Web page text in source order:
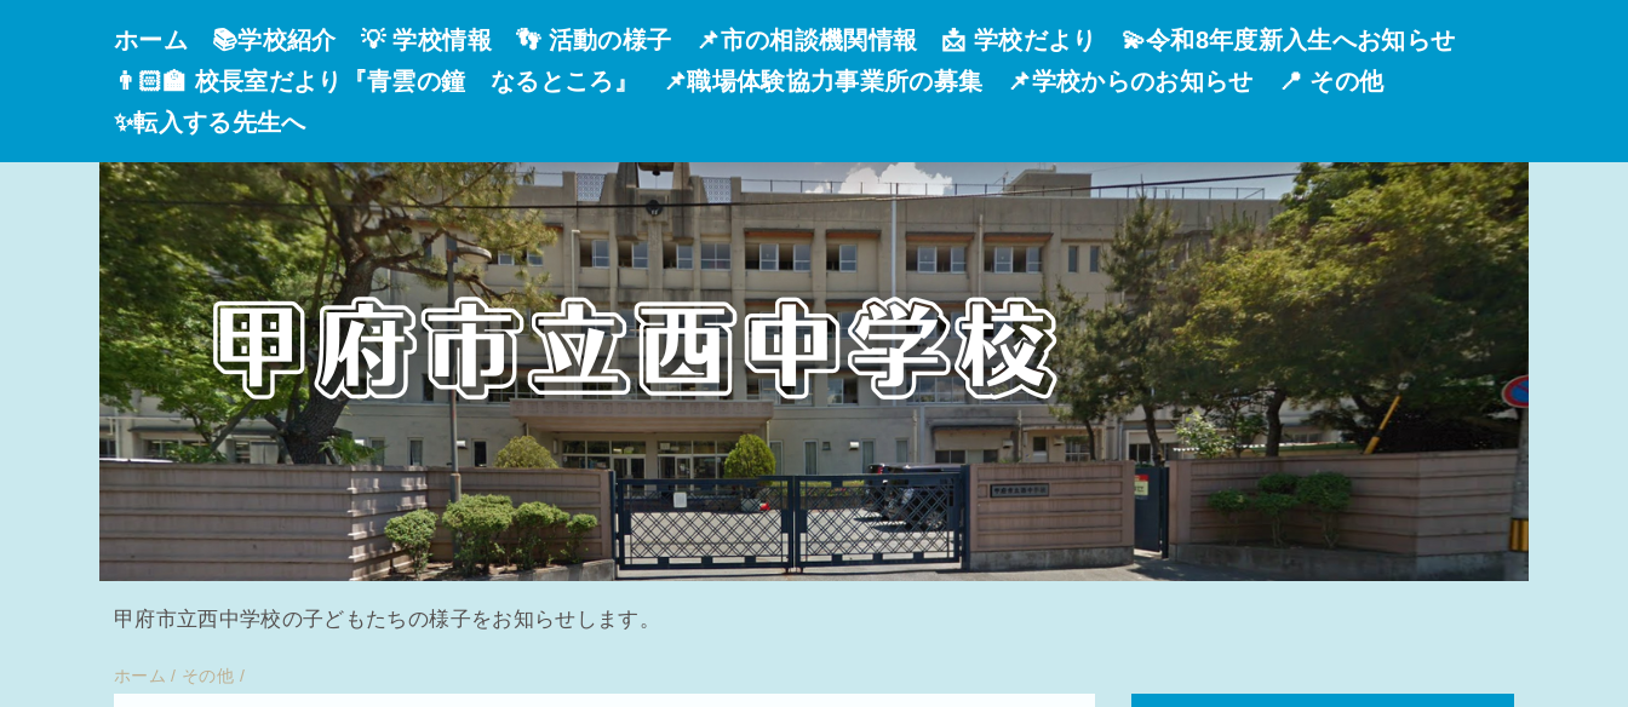
ホーム 📚学校紹介 💡 学校情報 👣 活動の様子 📌市の相談機関情報 📩 学校だより
💫令和8年度新入生へお知らせ
👨🏻‍🏫 校長室だより『青雲の鐘 なるところ』
📌職場体験協力事業所の募集 📌学校からのお知らせ
📍 その他
✨転入する先生へ
甲府市立西中学校の子どもたちの様子をお知らせします。
ホーム / その他 /